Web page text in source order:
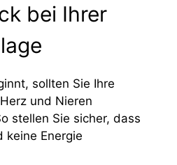
bei Ihrer
sollten Sie Ihre
und Nieren
stellen Sie sicher, dass
keine Energie